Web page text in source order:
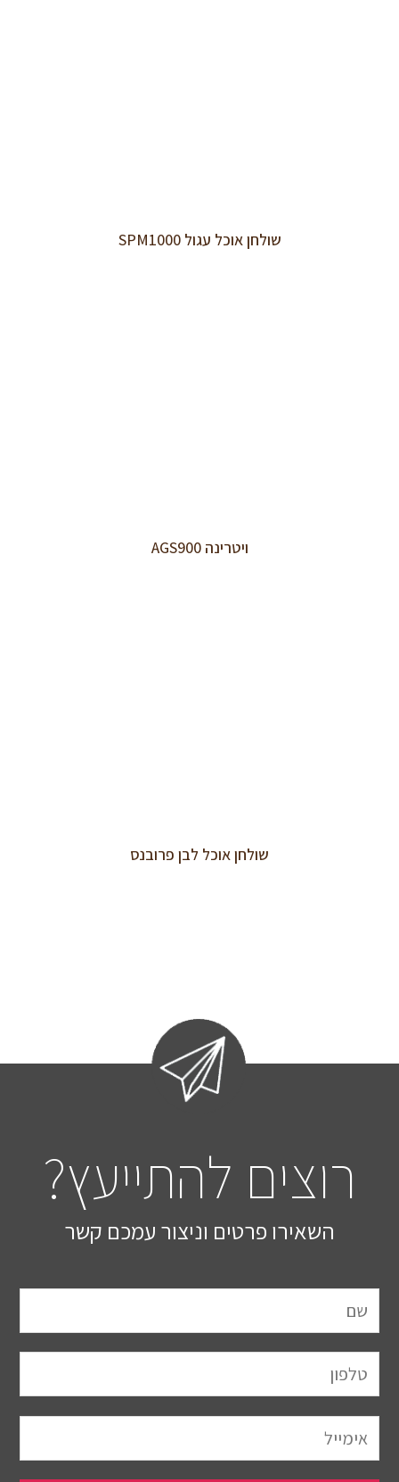
שולחן אוכל עגול SPM1000
ויטרינה AGS900
שולחן אוכל לבן פרובנס
רוצים להתייעץ?
השאירו פרטים וניצור עמכם קשר